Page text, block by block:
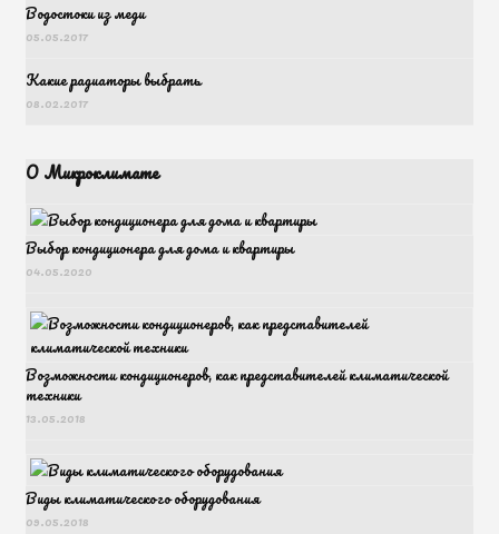
Водостоки из меди
05.05.2017
Какие радиаторы выбрать
08.02.2017
О Микроклимате
Выбор кондиционера для дома и квартиры
04.05.2020
Возможности кондиционеров, как представителей климатической
техники
13.05.2018
Виды климатического оборудования
09.05.2018